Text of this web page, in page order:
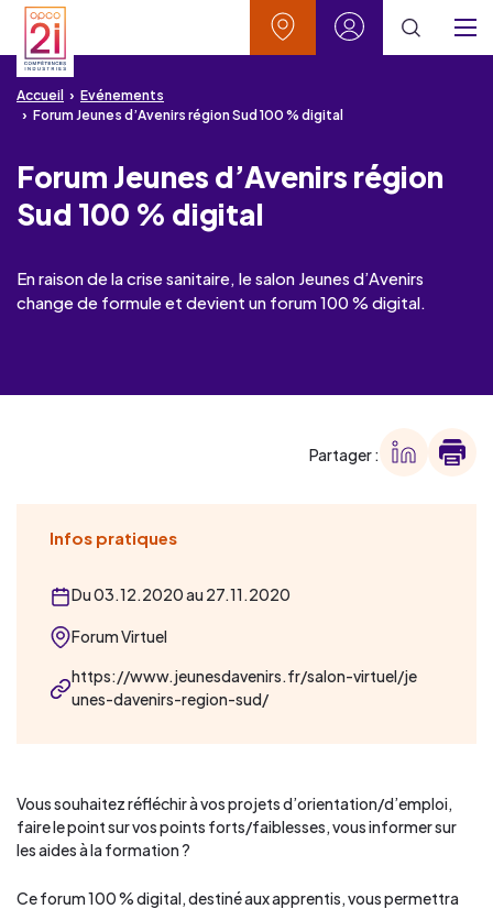
Aller au contenu
Aller à la recherche
Aller au menu
Aller au pied de page
Accueil
Evénements
Forum Jeunes d’Avenirs région Sud 100 % digital
Forum Jeunes d’Avenirs région
Sud 100 % digital
En raison de la crise sanitaire, le salon Jeunes d’Avenirs
change de formule et devient un forum 100 % digital.
Partager :
Infos pratiques
Du 03.12.2020 au 27.11.2020
Forum Virtuel
https://www.jeunesdavenirs.fr/salon-virtuel/je
unes-davenirs-region-sud/
Vous souhaitez réfléchir à vos projets d’orientation/d’emploi,
faire le point sur vos points forts/faiblesses, vous informer sur
les aides à la formation ?
Ce forum 100 % digital, destiné aux apprentis, vous permettra